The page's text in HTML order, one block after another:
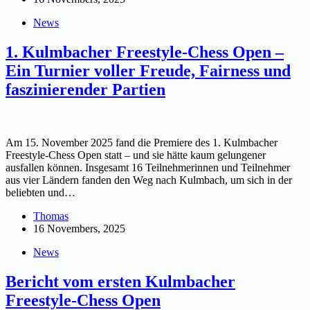
News
1. Kulmbacher Freestyle-Chess Open –
Ein Turnier voller Freude, Fairness und
faszinierender Partien
Am 15. November 2025 fand die Premiere des 1. Kulmbacher
Freestyle-Chess Open statt – und sie hätte kaum gelungener
ausfallen können. Insgesamt 16 Teilnehmerinnen und Teilnehmer
aus vier Ländern fanden den Weg nach Kulmbach, um sich in der
beliebten und…
Thomas
16 Novembers, 2025
News
Bericht vom ersten Kulmbacher
Freestyle-Chess Open